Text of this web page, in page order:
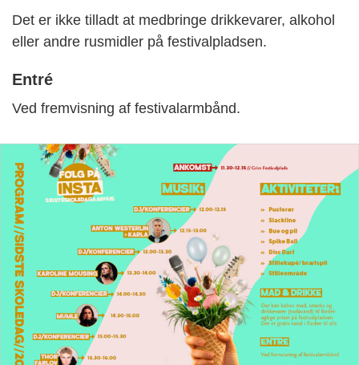
Det er ikke tilladt at medbringe drikkevarer, alkohol
eller andre rusmidler på festivalpladsen.
Entré
Ved fremvisning af festivalarmbånd.